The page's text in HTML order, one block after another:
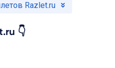
Razlet.ru
👇